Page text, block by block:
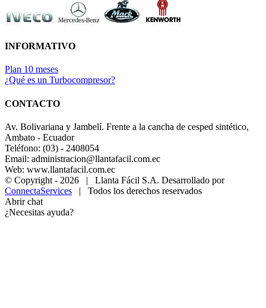
INFORMATIVO
Plan 10 meses
¿Qué es un Turbocompresor?
CONTACTO
Av. Bolivariana y Jambelí. Frente a la cancha de cesped sintético,
Ambato - Ecuador
Teléfono: (03) - 2408054
Email: administracion@llantafacil.com.ec
Web: www.llantafacil.com.ec
© Copyright - 2026 | Llanta Fácil S.A. Desarrollado por
ConnectaServices | Todos los derechos reservados
Abrir chat
¿Necesitas ayuda?